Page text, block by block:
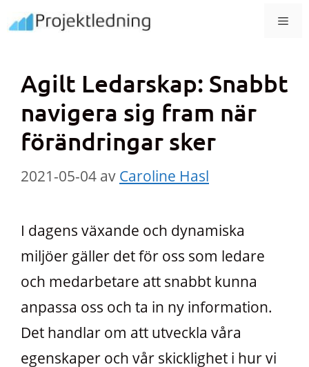
Hoppa
till
Agilt Ledarskap: Snabbt
navigera sig fram när
förändringar sker
2021-05-04 av Caroline Hasl
I dagens växande och dynamiska
miljöer gäller det för oss som ledare
och medarbetare att snabbt kunna
anpassa oss och ta in ny information.
Det handlar om att utveckla våra
egenskaper och vår skicklighet i hur vi